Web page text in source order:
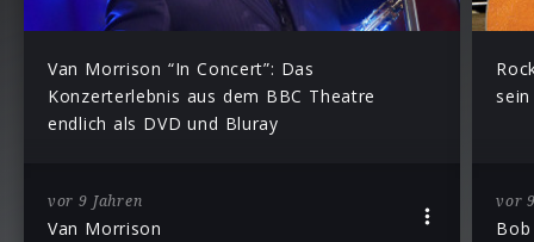
Van Morrison “In Concert”: Das
Konzerterlebnis aus dem BBC Theatre
endlich als DVD und Bluray
vor 9 Jahren
Van Morrison
vor